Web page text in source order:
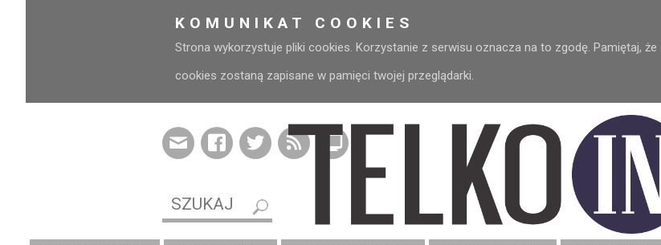
KOMUNIKAT COOKIES
Strona wykorzystuje pliki cookies. Korzystanie z serwisu oznacza na to zgodę. Pamiętaj, że
cookies zostaną zapisane w pamięci twojej przeglądarki.